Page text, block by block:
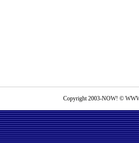
Copyright 2003-NOW! ©